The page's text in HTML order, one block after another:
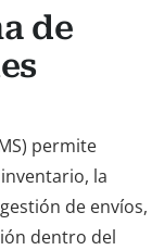
de
permite
la
de envíos,
dentro del